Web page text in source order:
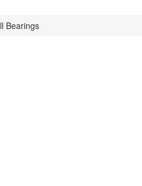
Bearings